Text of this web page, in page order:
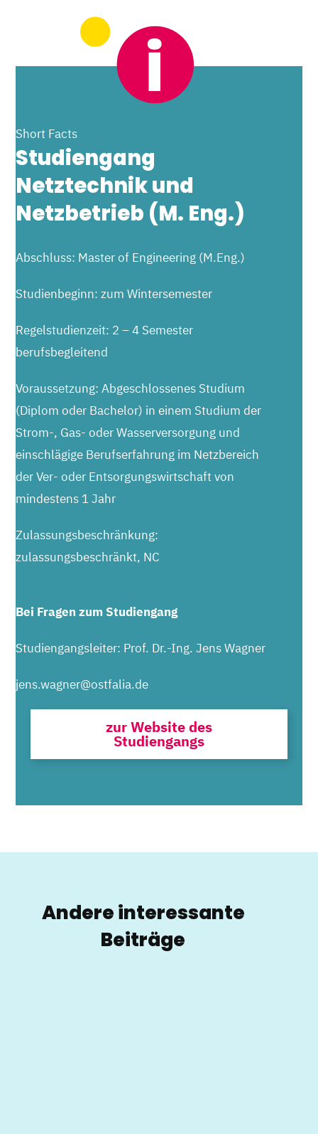
Short Facts
Studiengang
Netztechnik und
Netzbetrieb (M. Eng.)
Abschluss: Master of Engineering (M.Eng.)
Studienbeginn: zum Wintersemester
Regelstudienzeit: 2 – 4 Semester
berufsbegleitend
Voraussetzung: Abgeschlossenes Studium
(Diplom oder Bachelor) in einem Studium der
Strom-, Gas- oder Wasserversorgung und
einschlägige Berufserfahrung im Netzbereich
der Ver- oder Entsorgungswirtschaft von
mindestens 1 Jahr
Zulassungsbeschränkung:
zulassungsbeschränkt, NC
Bei Fragen zum Studiengang
Studiengangsleiter: Prof. Dr.-Ing. Jens Wagner
jens.wagner@ostfalia.de
zur Website des
Studiengangs
Andere interessante
Beiträge